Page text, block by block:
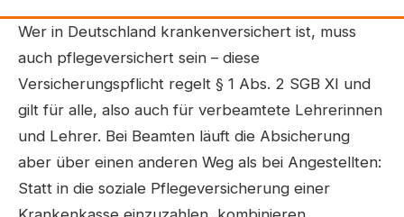
Wer in Deutschland krankenversichert ist, muss
auch pflegeversichert sein – diese
Versicherungspflicht regelt § 1 Abs. 2 SGB XI und
gilt für alle, also auch für verbeamtete Lehrerinnen
und Lehrer. Bei Beamten läuft die Absicherung
aber über einen anderen Weg als bei Angestellten:
Statt in die soziale Pflegeversicherung einer